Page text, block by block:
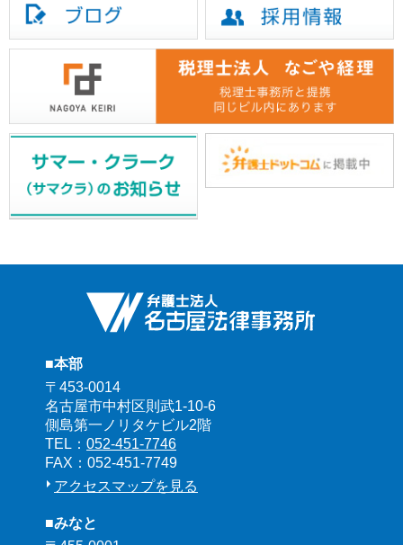
■本部
〒453-0014
名古屋市中村区則武1-10-6
側島第一ノリタケビル2階
TEL： 052-451-7746
FAX：052-451-7749
アクセスマップを見る
■みなと